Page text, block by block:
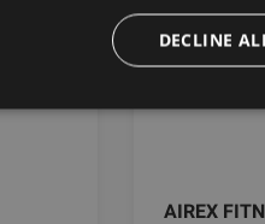
AIREX
DECLINE